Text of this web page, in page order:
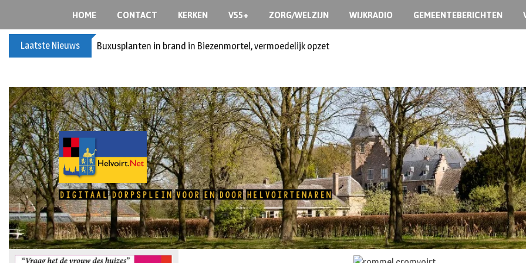
HOME CONTACT KERKEN V55+ ZORG/WELZIJN WIJKRADIO GEMEENTEBERICHTEN
Laatste Nieuws Buxusplanten in brand in Biezenmortel, vermoedelijk opzet